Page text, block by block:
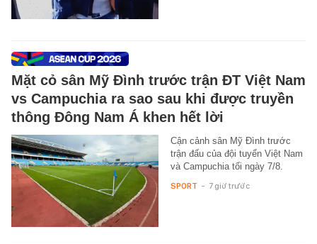
Mặt cỏ sân Mỹ Đình trước trận ĐT Việt Nam
vs Campuchia ra sao sau khi được truyền
thông Đông Nam Á khen hết lời
Cận cảnh sân Mỹ Đình trước
trận đấu của đội tuyển Việt Nam
và Campuchia tối ngày 7/8.
SPORT - 7 giờ trước